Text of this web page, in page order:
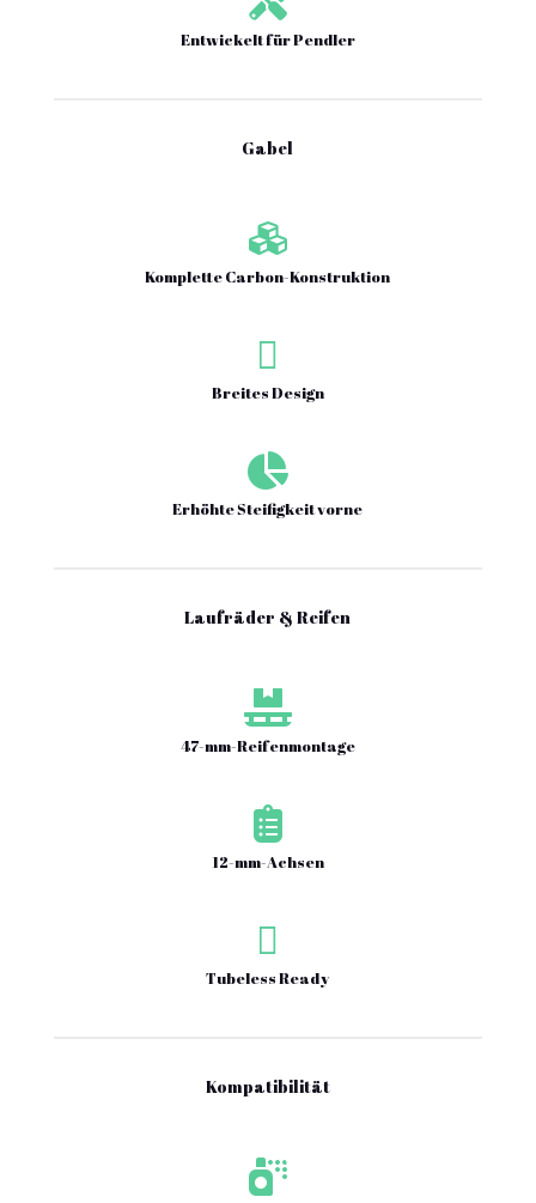
Entwickelt für Pendler
Gabel

Komplette Carbon-Konstruktion

Breites Design

Erhöhte Steifigkeit vorne
Laufräder & Reifen

47-mm-Reifenmontage

12-mm-Achsen

Tubeless Ready
Kompatibilität
